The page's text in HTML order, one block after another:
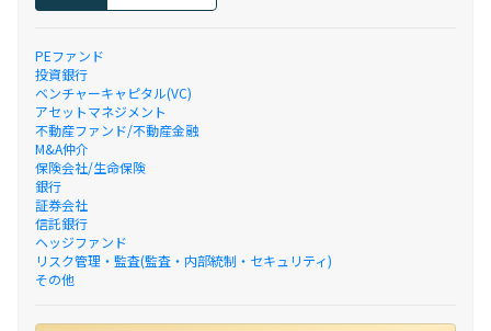
PEファンド
投資銀行
ベンチャーキャピタル(VC)
アセットマネジメント
不動産ファンド/不動産金融
M&A仲介
保険会社/生命保険
銀行
証券会社
信託銀行
ヘッジファンド
リスク管理・監査(監査・内部統制・セキュリティ)
その他